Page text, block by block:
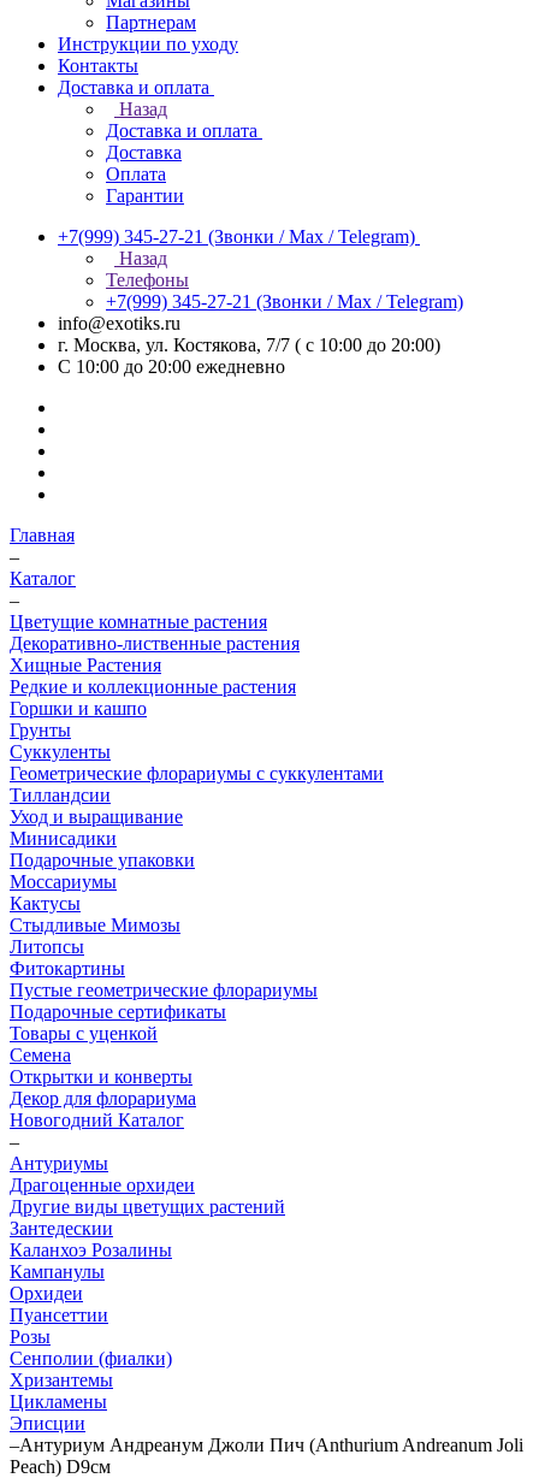
Партнерам
Инструкции по уходу
Контакты
Доставка и оплата
Назад
Доставка и оплата
Доставка
Оплата
Гарантии
+7(999) 345-27-21 (Звонки / Max / Telegram)
Назад
Телефоны
+7(999) 345-27-21 (Звонки / Max / Telegram)
info@exotiks.ru
г. Москва, ул. Костякова, 7/7 ( с 10:00 до 20:00)
С 10:00 до 20:00 ежедневно
Главная
–
Каталог
–
Цветущие комнатные растения
Декоративно-лиственные растения
Хищные Растения
Редкие и коллекционные растения
Горшки и кашпо
Грунты
Суккуленты
Геометрические флорариумы с суккулентами
Тилландсии
Уход и выращивание
Минисадики
Подарочные упаковки
Моссариумы
Кактусы
Стыдливые Мимозы
Литопсы
Фитокартины
Пустые геометрические флорариумы
Подарочные сертификаты
Товары с уценкой
Семена
Открытки и конверты
Декор для флорариума
Новогодний Каталог
–
Антуриумы
Драгоценные орхидеи
Другие виды цветущих растений
Зантедескии
Каланхоэ Розалины
Кампанулы
Орхидеи
Пуансеттии
Розы
Сенполии (фиалки)
Хризантемы
Цикламены
Эписции
–Антуриум Андреанум Джоли Пич (Anthurium Andreanum Joli
Peach) D9см